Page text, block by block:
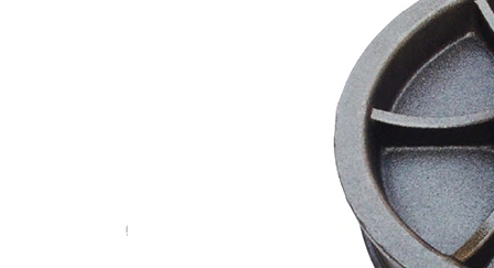
翻砂厂和都匀翻砂公司有什么
都匀机械铸造
都匀铸铁加工 都
都匀铸铜加工
常见问题